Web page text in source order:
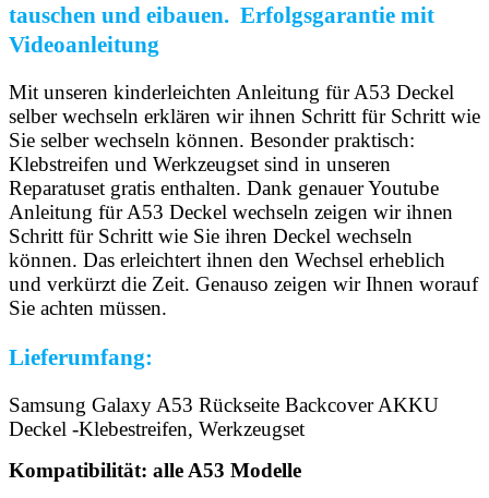
tauschen und eibauen. Erfolgsgarantie mit
Videoanleitung
Mit unseren kinderleichten Anleitung für A53 Deckel
selber wechseln erklären wir ihnen Schritt für Schritt wie
Sie selber wechseln können. Besonder praktisch:
Klebstreifen und Werkzeugset sind in unseren
Reparatuset gratis enthalten. Dank genauer Youtube
Anleitung für A53 Deckel wechseln zeigen wir ihnen
Schritt für Schritt wie Sie ihren Deckel wechseln
können. Das erleichtert ihnen den Wechsel erheblich
und verkürzt die Zeit. Genauso zeigen wir Ihnen worauf
Sie achten müssen.
Lieferumfang:
Samsung Galaxy A53 Rückseite Backcover AKKU
Deckel -Klebestreifen, Werkzeugset
Kompatibilität: alle A53 Modelle